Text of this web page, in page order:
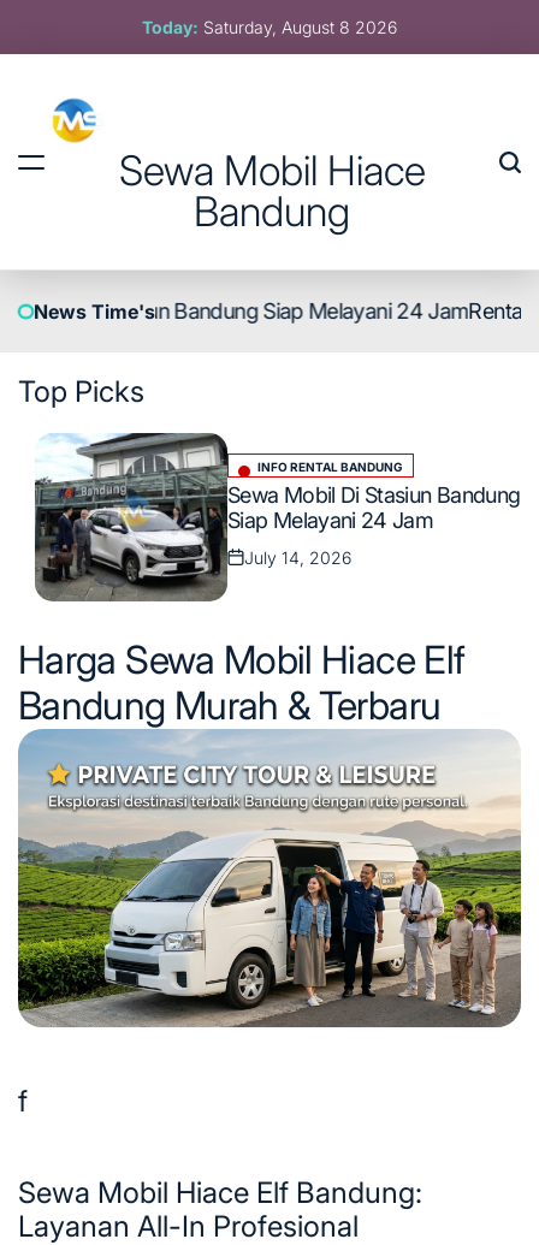
Today: Saturday, August 8 2026
Sewa Mobil Hiace
Bandung
News Time's
Di Stasiun Bandung Siap Melayani 24 JamRental
Top Picks
Posted
in
INFO RENTAL BANDUNG
Sewa Mobil Di Stasiun Bandung
Siap Melayani 24 Jam
on
July 14, 2026
Harga Sewa Mobil Hiace Elf
Bandung Murah & Terbaru
f
Sewa Mobil Hiace Elf Bandung:
Layanan All-In Profesional